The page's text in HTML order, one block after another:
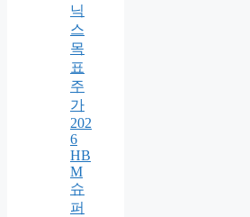
닉
스
목
표
주
가
202
6
HB
M
슈
퍼